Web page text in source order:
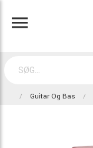
Guitar Og Bas